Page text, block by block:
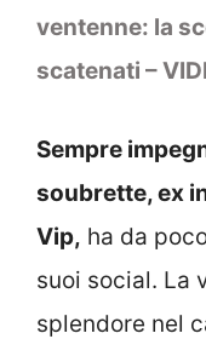
ventenne: la
scatenati –
Sempre
soubrette, ex
Vip, ha da
suoi social. La
splendore nel